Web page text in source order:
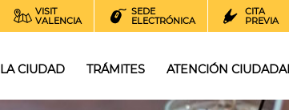
VISIT
VALENCIA
SEDE
ELECTRÓNICA
CITA
PREVIA
LA CIUDAD TRÁMITES ATENCIÓN